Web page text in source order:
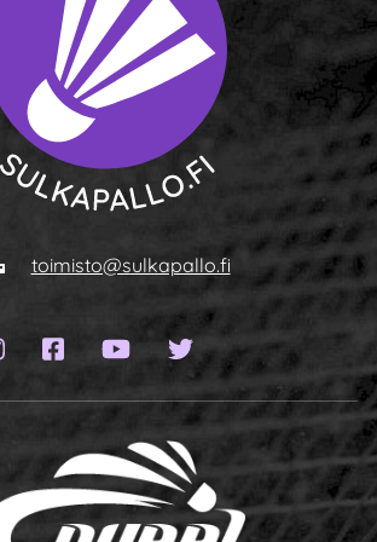
E-mailtoimisto@sulkapallo.fi
Instagram page
Facebook page
YouTube channel
Twitter page